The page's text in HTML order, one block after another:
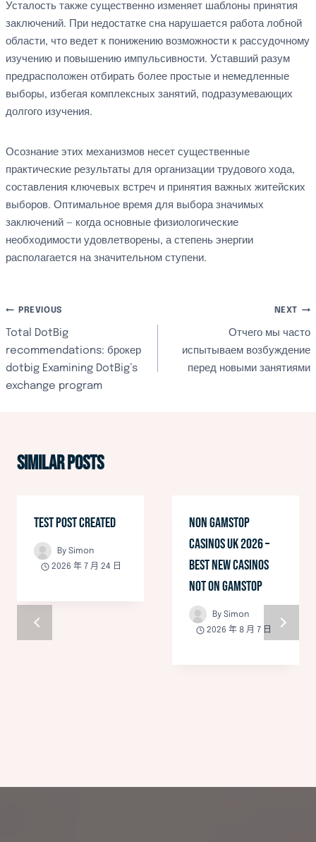
Усталость также существенно изменяет шаблоны принятия
заключений. При недостатке сна нарушается работа лобной
области, что ведет к понижению возможности к рассудочному
изучению и повышению импульсивности. Уставший разум
предрасположен отбирать более простые и немедленные
выборы, избегая комплексных занятий, подразумевающих
долгого изучения.
Осознание этих механизмов несет существенные
практические результаты для организации трудового хода,
составления ключевых встреч и принятия важных житейских
выборов. Оптимальное время для выбора значимых
заключений — когда основные физиологические
необходимости удовлетворены, а степень энергии
располагается на значительном ступени.
文
章
導
PREVIOUS
Total DotBig
recommendations: брокер
dotbig Examining DotBig’s
exchange program
NEXT
Отчего мы часто
испытываем возбуждение
перед новыми занятиями
Similar Posts
Test Post Created
By Simon
2026 年 7 月 24 日
Non GamStop
Casinos UK 2026 –
Best New Casinos
Not on GamStop
By Simon
2026 年 8 月 7 日